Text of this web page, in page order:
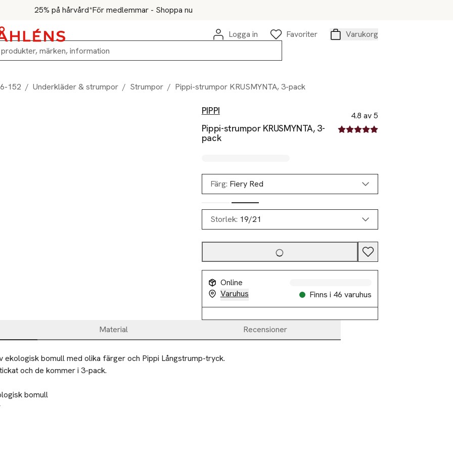
25% på hårvård*För medlemmar - Shoppa nu
Logga in
Favoriter
Varukorg
152 / Underkläder & strumpor / Strumpor / Pippi-strumpor KRUSMYNTA, 3-pack
PIPPI
Pippi-strumpor KRUSMYNTA, 3-
pack
4.8 av 5
4.8 av fem stjärnor
Färg: Fiery Red
Storlek: 19/21
Online
Varuhus
Finns i 46 varuhus
Material Recensioner
ekologisk bomull med olika färger och Pippi Långstrump-tryck.
och de kommer i 3-pack.
bomull